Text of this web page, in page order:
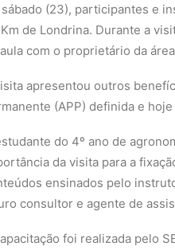
sábado (23), participantes e
de Londrina. Durante a
com o proprietário da
apresentou outros
(APP) definida e
do 4º ano de
da visita para a
ensinados pelo
consultor e agente de
foi realizada pelo